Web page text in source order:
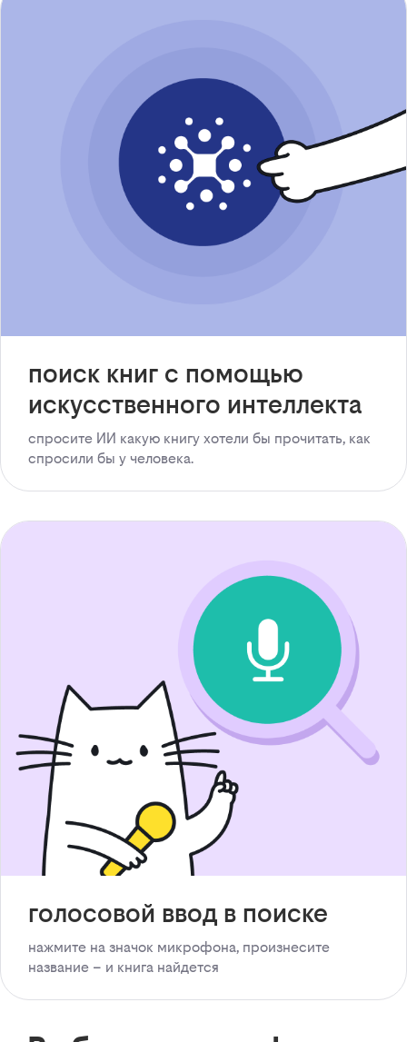
поиск книг с помощью
искусственного интеллекта
спросите ИИ какую книгу хотели бы прочитать, как
спросили бы у человека.
голосовой ввод в поиске
нажмите на значок микрофона, произнесите
название – и книга найдется